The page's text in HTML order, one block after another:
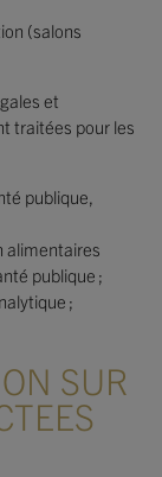
(salons
et
traitées pour les
publique,
alimentaires
publique ;
;
SUR